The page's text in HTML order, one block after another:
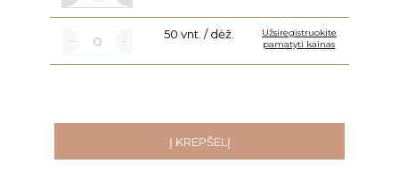
50 vnt. / dėž.
Užsiregistruokite
pamatyti kainas
Į KREPŠELĮ